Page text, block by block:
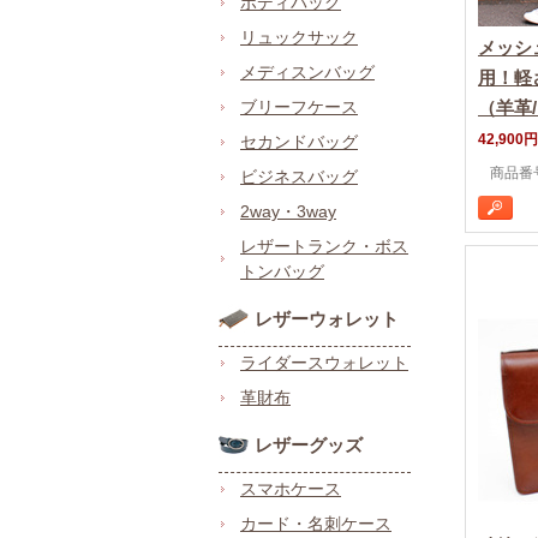
リュックサック
メディスンバッグ
ブリーフケース
セカンドバッグ
ビジネスバッグ
2way・3way
レザートランク・ボス
トンバッグ
レザーウォレット
ライダースウォレット
革財布
レザーグッズ
スマホケース
カード・名刺ケース
メッ
用！
（羊
42,900円
商品